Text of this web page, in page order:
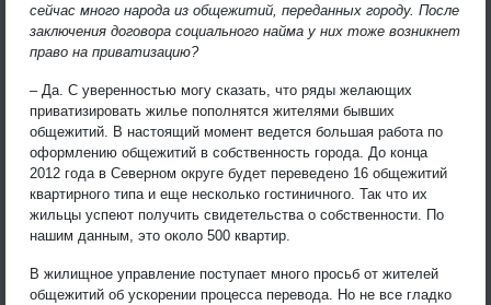
сейчас много народа из общежитий, переданных городу. После
заключения договора социального найма у них тоже возникнет
право на приватизацию?
– Да. С уверенностью могу сказать, что ряды желающих
приватизировать жилье пополнятся жителями бывших
общежитий. В настоящий момент ведется большая работа по
оформлению общежитий в собственность города. До конца
2012 года в Северном округе будет переведено 16 общежитий
квартирного типа и еще несколько гостиничного. Так что их
жильцы успеют получить свидетельства о собственности. По
нашим данным, это около 500 квартир.
В жилищное управление поступает много просьб от жителей
общежитий об ускорении процесса перевода. Но не все гладко